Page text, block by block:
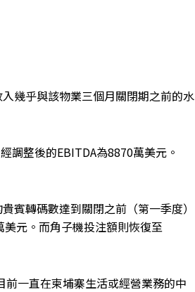
幾乎與該物業三個月關閉期之前的水
調整後的EBITDA為8870萬美元。
賓轉碼數達到關閉之前（第一季度）
元。而角子機投注額則恢復至
一直在柬埔寨生活或經營業務的中